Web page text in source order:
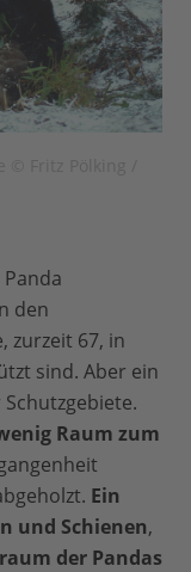
den
zurzeit 67, in
sind. Aber ein
Raum zum
Ein
und Schienen,
der Pandas